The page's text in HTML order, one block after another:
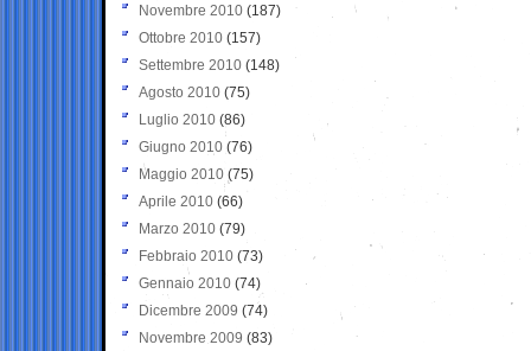
Novembre 2010 (187)
Ottobre 2010 (157)
Settembre 2010 (148)
Agosto 2010 (75)
Luglio 2010 (86)
Giugno 2010 (76)
Maggio 2010 (75)
Aprile 2010 (66)
Marzo 2010 (79)
Febbraio 2010 (73)
Gennaio 2010 (74)
Dicembre 2009 (74)
Novembre 2009 (83)